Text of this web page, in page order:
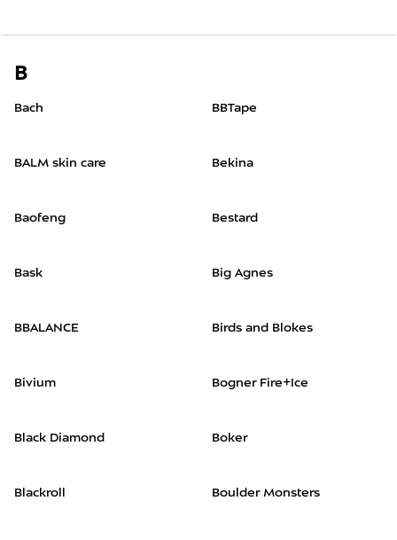
B
Bach
BALM skin care
Baofeng
Bask
BBALANCE
BBTape
Bekina
Bestard
Big Agnes
Birds and Blokes
Bivium
Black Diamond
Blackroll
Bogner Fire+Ice
Boker
Boulder Monsters